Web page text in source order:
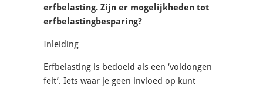
erfbelasting. Zijn er mogelijkheden tot
erfbelastingbesparing?
Inleiding
Erfbelasting is bedoeld als een ‘voldongen
feit’. Iets waar je geen invloed op kunt